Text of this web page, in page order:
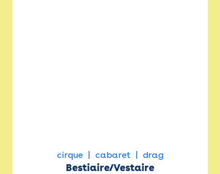
cirque cabaret drag
Bestiaire/Vestaire